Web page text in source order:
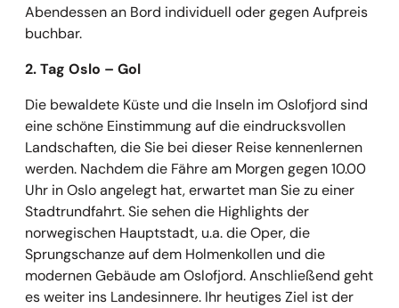
Abendessen an Bord individuell oder gegen Aufpreis
buchbar.
2. Tag Oslo – Gol
Die bewaldete Küste und die Inseln im Oslofjord sind
eine schöne Einstimmung auf die eindrucksvollen
Landschaften, die Sie bei dieser Reise kennenlernen
werden. Nachdem die Fähre am Morgen gegen 10.00
Uhr in Oslo angelegt hat, erwartet man Sie zu einer
Stadtrundfahrt. Sie sehen die Highlights der
norwegischen Hauptstadt, u.a. die Oper, die
Sprungschanze auf dem Holmenkollen und die
modernen Gebäude am Oslofjord. Anschließend geht
es weiter ins Landesinnere. Ihr heutiges Ziel ist der